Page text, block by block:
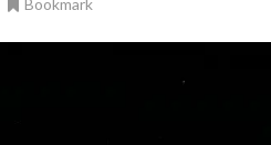
Bookmark